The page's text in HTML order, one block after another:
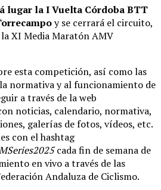
lugar la I Vuelta Córdoba BTT
y se cerrará el circuito,
XI Media Maratón AMV
esta competición, así como las
normativa y al funcionamiento de
a través de la web
noticias, calendario, normativa,
galerías de fotos, vídeos, etc.
con el hashtag
cada fin de semana de
en vivo a través de las
Andaluza de Ciclismo.